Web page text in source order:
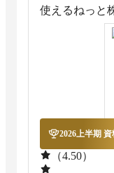
使えるねっと
2026上半期
（4.50）